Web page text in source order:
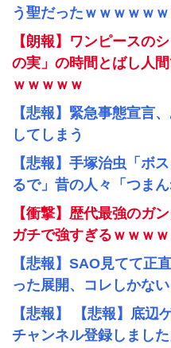
う聖だったｗｗｗｗｗｗ
【朗報】ワンピースの
の実」の時間とばし人
ｗｗｗｗｗ
【悲報】緊急事態宣言
してしまう
【悲報】手塚治虫「ボ
るで」昔の人々「つま
【衝撃】歴代最強のガ
ガチで強すぎるｗｗｗ
【悲報】SAO見てて正
った展開、コレしかな
【悲報】 【悲報】底辺
チャンネル登録しまし